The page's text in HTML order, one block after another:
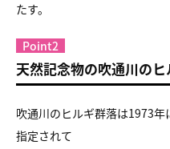
たす。
Point2
天然記念物の吹通川の
吹通川のヒルギ群落は1973
指定されて